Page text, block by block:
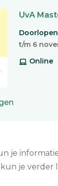
UvA
t/m 6
Online
je
je verder